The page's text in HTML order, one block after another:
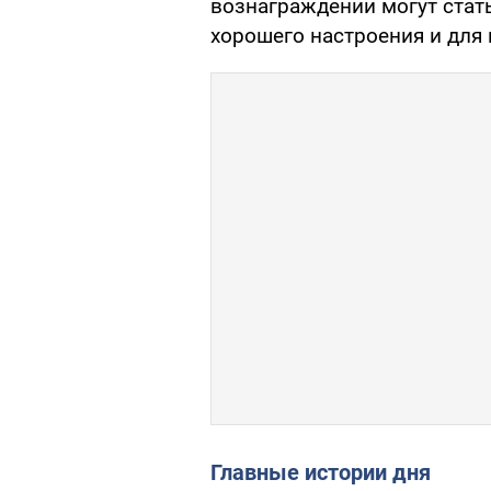
вознаграждении могут
хорошего настроения и для
Главные истории дня